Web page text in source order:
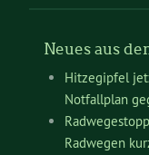
Neues aus
Hitzegipfel
Notfallplan
Radwegen